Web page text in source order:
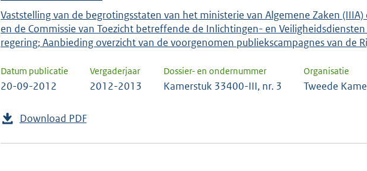
Vaststelling van de begrotingsstaten van het ministerie van Algemene Zaken
en de Commissie van Toezicht betreffende de Inlichtingen- en
regering; Aanbieding overzicht van de voorgenomen publiekscampagnes van de
Datum publicatie
20-09-2012
Vergaderjaar
2012-2013
Dossier- en ondernummer
Kamerstuk 33400-III, nr. 3
Organisatie
Tweede
Download PDF